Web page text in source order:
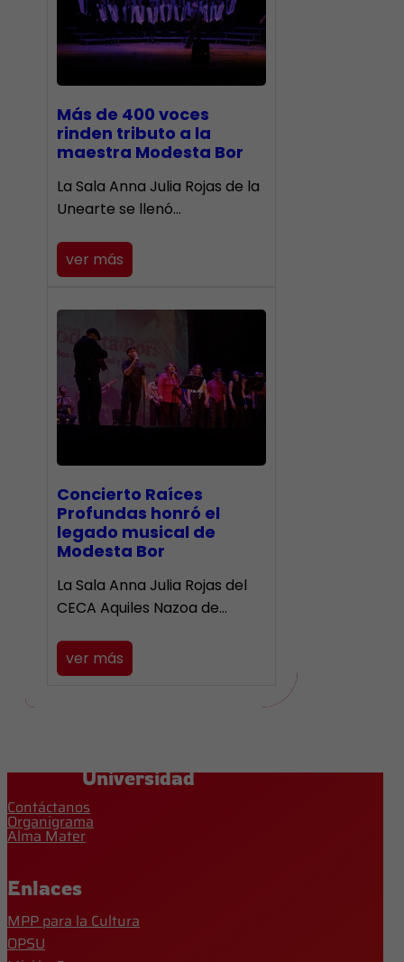
Más de 400 voces
rinden tributo a la
maestra Modesta Bor
​La Sala Anna Julia Rojas de la
Unearte se llenó…
ver más
​Concierto Raíces
Profundas honró el
legado musical de
Modesta Bor
La Sala Anna Julia Rojas del
CECA Aquiles Nazoa de…
ver más
Universidad
Contáctanos
Organigrama
Alma Mater
Enlaces
MPP para la Cultura
OPSU